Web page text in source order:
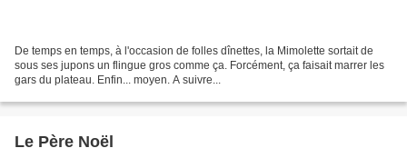
De temps en temps, à l'occasion de folles dînettes, la Mimolette sortait de
sous ses jupons un flingue gros comme ça. Forcément, ça faisait marrer les
gars du plateau. Enfin... moyen. A suivre...
Le Père Noël